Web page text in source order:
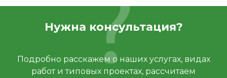
Нужна консультация?
Подробно расскажем о наших услугах, видах
работ и типовых проектах, рассчитаем